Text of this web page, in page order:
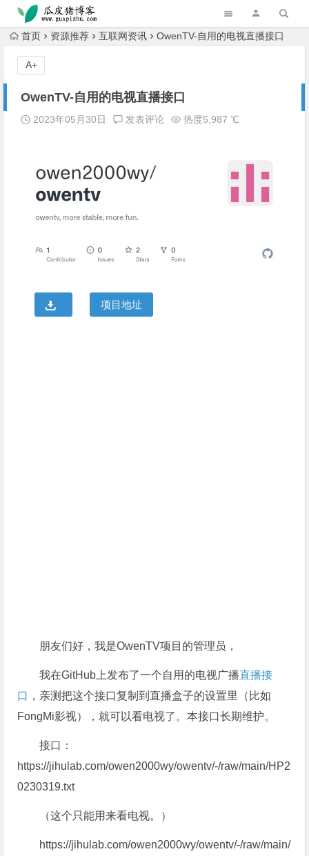
跳转到主内容
首页 资源推荐 互联网资讯 OwenTV-自用的电视直播接口
OwenTV-自用的电视直播接口
2023年05月30日 发表评论 热度5,987 ℃
项目地址
朋友们好，我是OwenTV项目的管理员，
我在GitHub上发布了一个自用的电视广播直播接
口 ，亲测把这个接口复制到直播盒子的设置里（比如
FongMi影视），就可以看电视了。本接口长期维护。
接口：
https://jihulab.com/owen2000wy/owentv/-/raw/main/HP2
0230319.txt
（这个只能用来看电视。）
https://jihulab.com/owen2000wy/owentv/-/raw/main/
A+